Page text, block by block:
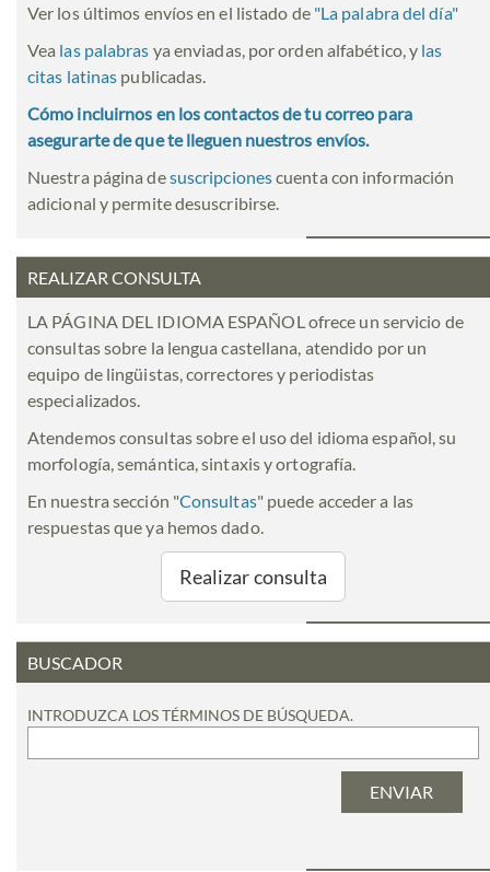
Ver los últimos envíos en el listado de "La palabra del día"
Vea las palabras ya enviadas, por orden alfabético, y las
citas latinas publicadas.
Cómo incluirnos en los contactos de tu correo para
asegurarte de que te lleguen nuestros envíos.
Nuestra página desuscripcionescuenta con información
adicional y permite desuscribirse.
REALIZAR CONSULTA
LA PÁGINA DEL IDIOMA ESPAÑOL ofrece un servicio de
consultas sobre la lengua castellana, atendido por un
equipo de lingüistas, correctores y periodistas
especializados.
Atendemos consultas sobre el uso del idioma español, su
morfología, semántica, sintaxis y ortografía.
En nuestra sección "Consultas" puede acceder a las
respuestas que ya hemos dado.
Realizar consulta
BUSCADOR
INTRODUZCA LOS TÉRMINOS DE BÚSQUEDA.